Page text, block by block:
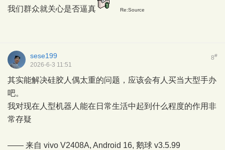
我们群众就关心是否逼真 Re:Source
8#
sese199
2026-6-3 11:51
其实能解决硅胶人偶太重的问题，应该会有人买当大型手办
吧。
我对现在人型机器人能在日常生活中起到什么程度的作用非
常存疑
—— 来自 vivo V2408A, Android 16, 鹅球 v3.5.99